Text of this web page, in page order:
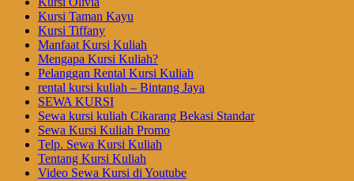
Kursi Taman Kayu
Kursi Tiffany
Manfaat Kursi Kuliah
Mengapa Kursi Kuliah?
Pelanggan Rental Kursi Kuliah
rental kursi kuliah – Bintang Jaya
SEWA KURSI
Sewa kursi kuliah Cikarang Bekasi Standar
Sewa Kursi Kuliah Promo
Telp. Sewa Kursi Kuliah
Tentang Kursi Kuliah
Video Sewa Kursi di Youtube